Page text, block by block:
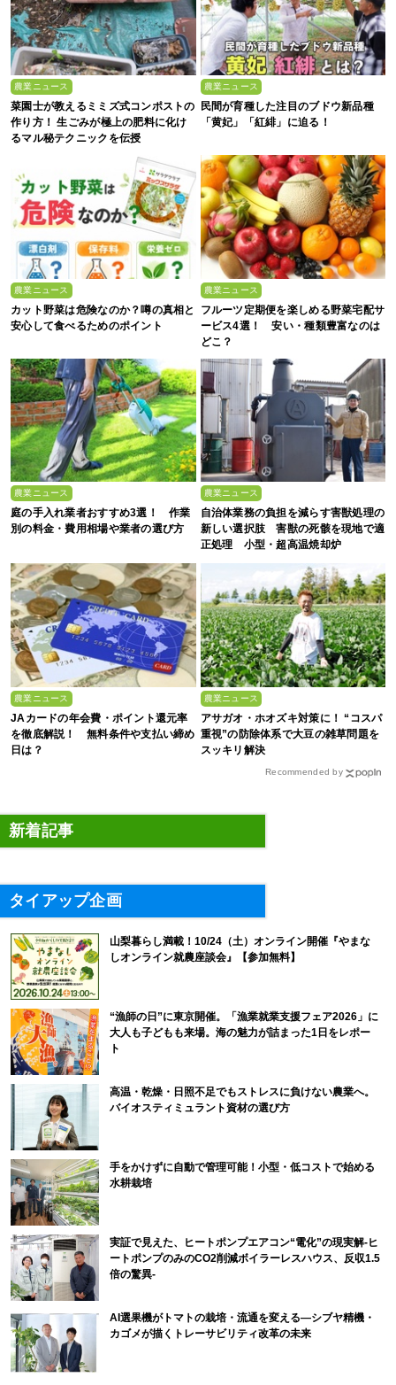
農業ニュース
菜園士が教えるミミズ式コンポストの
作り方！ 生ごみが極上の肥料に化け
るマル秘テクニックを伝授
農業ニュース
民間が育種した注目のブドウ新品種
「黄妃」「紅緋」に迫る！
農業ニュース
カット野菜は危険なのか？噂の真相と
安心して食べるためのポイント
農業ニュース
フルーツ定期便を楽しめる野菜宅配サ
ービス4選！ 安い・種類豊富なのは
どこ？
農業ニュース
庭の手入れ業者おすすめ3選！ 作業
別の料金・費用相場や業者の選び方
農業ニュース
自治体業務の負担を減らす害獣処理の
新しい選択肢 害獣の死骸を現地で適
正処理 小型・超高温焼却炉
『ACE0.5型』
農業ニュース
JAカードの年会費・ポイント還元率
を徹底解説！ 無料条件や支払い締め
日は？
農業ニュース
アサガオ・ホオズキ対策に！ “コスパ
重視”の防除体系で大豆の雑草問題を
スッキリ解決
Recommended by
新着記事
タイアップ企画
山梨暮らし満載！10/24（土）オンライン開催『やまな
しオンライン就農座談会』【参加無料】
“漁師の日”に東京開催。「漁業就業支援フェア2026」に
大人も子どもも来場。海の魅力が詰まった1日をレポー
ト
高温・乾燥・日照不足でもストレスに負けない農業へ。
バイオスティミュラント資材の選び方
手をかけずに自動で管理可能！小型・低コストで始める
水耕栽培
実証で見えた、ヒートポンプエアコン“電化”の現実解-ヒ
ートポンプのみのCO2削減ボイラーレスハウス、反収1.5
倍の驚異-
AI選果機がトマトの栽培・流通を変える―シブヤ精機・
カゴメが描くトレーサビリティ改革の未来